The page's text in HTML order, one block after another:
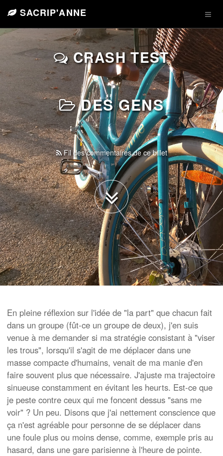
SACRIP'ANNE
CRASH TEST
DES GENS
Fil des commentaires de ce billet
En pleine réflexion sur l'idée de "la part" que chacun fait
dans un groupe (fût-ce un groupe de deux), j'en suis
venue à me demander si ma stratégie consistant à "viser
les trous", lorsqu'il s'agit de me déplacer dans une
masse compacte d'humains, venait de ma manie d'en
faire souvent plus que nécessaire. J'ajuste ma trajectoire
sinueuse constamment en évitant les heurts. Est-ce que
je peste contre ceux qui me foncent dessus "sans me
voir" ? Un peu. Disons que j'ai nettement conscience que
ça n'est agréable pour personne de se déplacer dans
une foule plus ou moins dense, comme, exemple pris au
hasard, dans une gare parisienne à l'heure de pointe.